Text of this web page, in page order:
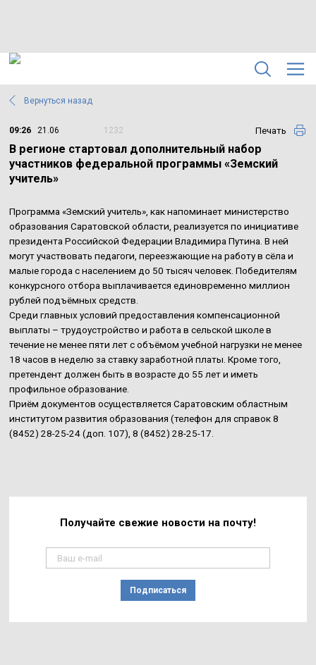
Вернуться назад
09:26 21.06 1232 Печать
В регионе стартовал дополнительный набор
участников федеральной программы «Земский
учитель»
Программа «Земский учитель», как напоминает министерство
образования Саратовской области, реализуется по инициативе
президента Российской Федерации Владимира Путина. В ней
могут участвовать педагоги, переезжающие на работу в сёла и
малые города с населением до 50 тысяч человек. Победителям
конкурсного отбора выплачивается единовременно миллион
рублей подъёмных средств.
Среди главных условий предоставления компенсационной
выплаты – трудоустройство и работа в сельской школе в
течение не менее пяти лет с объёмом учебной нагрузки не менее
18 часов в неделю за ставку заработной платы. Кроме того,
претендент должен быть в возрасте до 55 лет и иметь
профильное образование.
Приём документов осуществляется Саратовским областным
институтом развития образования (телефон для справок 8
(8452) 28-25-24 (доп. 107), 8 (8452) 28-25-17.
Получайте свежие новости на почту!
Подписаться